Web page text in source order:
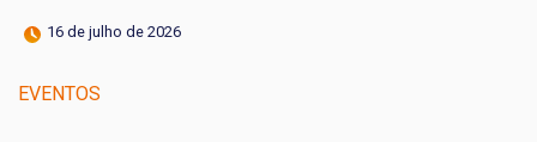
16 de julho de 2026
EVENTOS